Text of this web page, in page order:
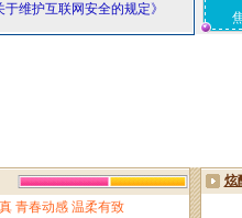
维护互联网安全的规定》